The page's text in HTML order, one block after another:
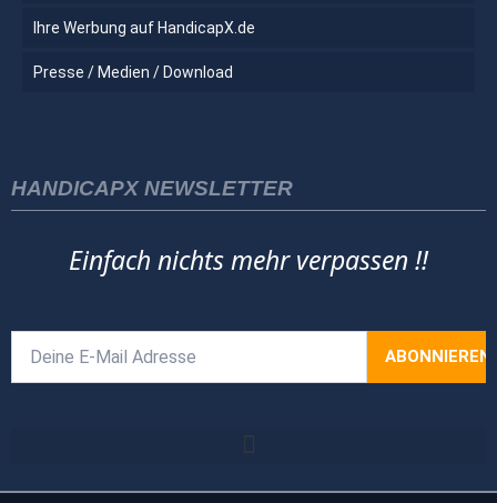
Ihre Werbung auf HandicapX.de
Presse / Medien / Download
HANDICAPX NEWSLETTER
Einfach nichts mehr verpassen !!